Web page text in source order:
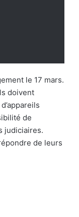
le 17 mars.
doivent
de
judiciaires.
de leurs